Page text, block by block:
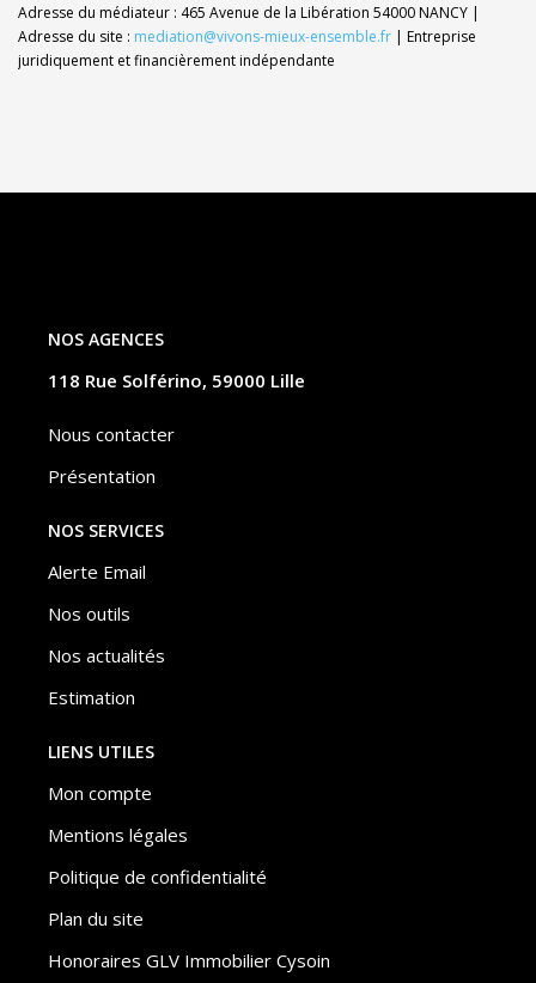
Adresse du médiateur : 465 Avenue de la Libération 54000 NANCY |
Adresse du site : mediation@vivons-mieux-ensemble.fr | Entreprise
juridiquement et financièrement indépendante
NOS AGENCES
118 Rue Solférino, 59000 Lille
Nous contacter
Présentation
NOS SERVICES
Alerte Email
Nos outils
Nos actualités
Estimation
LIENS UTILES
Mon compte
Mentions légales
Politique de confidentialité
Plan du site
Honoraires GLV Immobilier Cysoin